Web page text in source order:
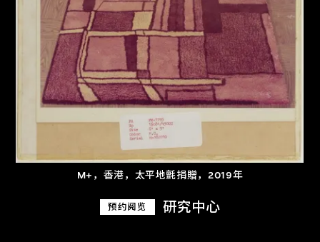
M+，香港，太平地氈捐贈，2019年
预约阅览 研究中心
关于M+藏品
探索世界顶级的二十及二十一世纪视觉